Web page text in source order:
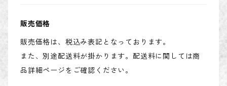
販売価格
販売価格は、税込み表記となっております。
また、別途配送料が掛かります。配送料に関しては商
品詳細ページをご確認ください。